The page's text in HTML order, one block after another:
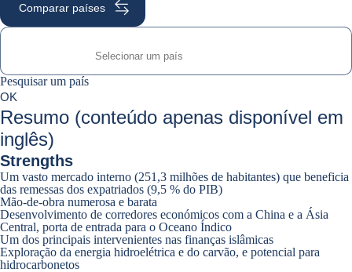
Comparar países
Pesquisar um país
0suggestions
Pesquisar um país
OK
Resumo (conteúdo apenas disponível em
inglês)
Strengths
Um vasto mercado interno (251,3 milhões de habitantes) que beneficia
das remessas dos expatriados (9,5 % do PIB)
Mão-de-obra numerosa e barata
Desenvolvimento de corredores económicos com a China e a Ásia
Central, porta de entrada para o Oceano Índico
Um dos principais intervenientes nas finanças islâmicas
Exploração da energia hidroelétrica e do carvão, e potencial para
hidrocarbonetos